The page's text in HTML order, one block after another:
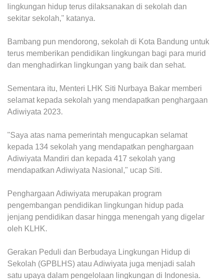
lingkungan hidup terus dilaksanakan di sekolah dan
sekitar sekolah," katanya.
Bambang pun mendorong, sekolah di Kota Bandung untuk
terus memberikan pendidikan lingkungan bagi para murid
dan menghadirkan lingkungan yang baik dan sehat.
Sementara itu, Menteri LHK Siti Nurbaya Bakar memberi
selamat kepada sekolah yang mendapatkan penghargaan
Adiwiyata 2023.
"Saya atas nama pemerintah mengucapkan selamat
kepada 134 sekolah yang mendapatkan penghargaan
Adiwiyata Mandiri dan kepada 417 sekolah yang
mendapatkan Adiwiyata Nasional," ucap Siti.
Penghargaan Adiwiyata merupakan program
pengembangan pendidikan lingkungan hidup pada
jenjang pendidikan dasar hingga menengah yang digelar
oleh KLHK.
Gerakan Peduli dan Berbudaya Lingkungan Hidup di
Sekolah (GPBLHS) atau Adiwiyata juga menjadi salah
satu upaya dalam pengelolaan lingkungan di Indonesia.